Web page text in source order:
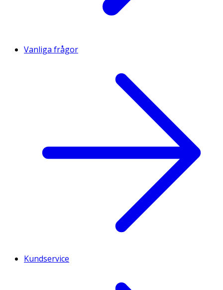
Vanliga frågor
Kundservice